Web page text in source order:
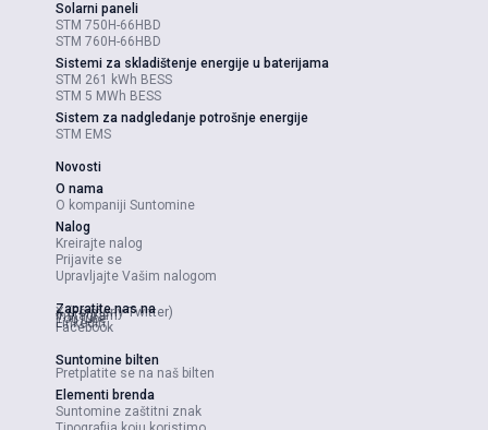
Solarni paneli
STM 750H-66HBD
STM 760H-66HBD
Sistemi za skladištenje energije u baterijama
STM 261 kWh BESS
STM 5 MWh BESS
Sistem za nadgledanje potrošnje energije
STM EMS
Novosti
O nama
O kompaniji Suntomine
Nalog
Kreirajte nalog
Prijavite se
Upravljajte Vašim nalogom
Zapratite nas na
X (Formerly Twitter)
Instagram
YouTube
LinkedIn
Facebook
Suntomine bilten
Pretplatite se na naš bilten
Elementi brenda
Suntomine zaštitni znak